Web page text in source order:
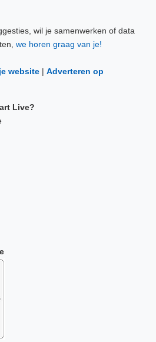
wil je samenwerken of data
we horen graag van je!
website | Adverteren op
Live?